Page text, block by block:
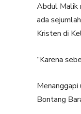
Abdul Malik
ada
Kristen di
“Karena
Bontang